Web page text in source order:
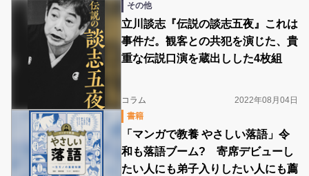
その他
立川談志『伝説の談志五夜』これは
事件だ。観客との共犯を演じた、貴
重な伝説口演を蔵出しした4枚組
コラム
2022年08月04日
書籍
「マンガで教養 やさしい落語」令
和も落語ブーム? 寄席デビューし
たい人にも弟子入りしたい人にも薦